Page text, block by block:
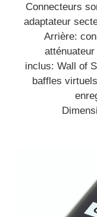
Connecteurs
adaptateur
Arrière:
inclus: Wall of
baffles